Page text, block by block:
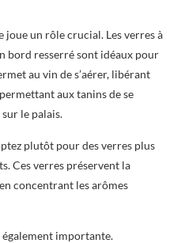
joue un rôle crucial. Les verres à
bord resserré sont idéaux pour
au vin de s’aérer, libérant
aux tanins de se
le palais.
plutôt pour des verres plus
Ces verres préservent la
concentrant les arômes
importante.